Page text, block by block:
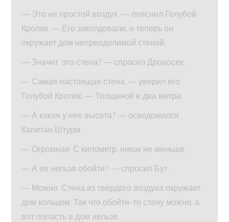
— Это не простой воздух, — пояснил Голубой
Кролик. — Его заколдовали, и теперь он
окружает дом непреодолимой стеной.
— Значит, это стена? — спросил Дровосек.
— Самая настоящая стена, — уверил его
Голубой Кролик. — Толщиной в два метра.
— А какая у нее высота? — осведомился
Капитан Штурм.
— Огромная. С километр, никак не меньше.
— А ее нельзя обойти? — спросил Бут.
— Можно. Стена из твердого воздуха окружает
дом кольцом. Так что обойти-то стену можно, а
вот попасть в дом нельзя.